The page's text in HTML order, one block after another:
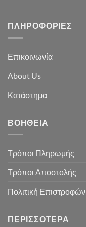
ΠΛΗΡΟΦΟΡΊΕΣ
Επικοινωνία
About Us
Κατάστημα
ΒΟΉΘΕΙΑ
Τρόποι Πληρωμής
Τρόποι Αποστολής
Πολιτική Επιστροφών
ΠΕΡΙΣΣΌΤΕΡΑ